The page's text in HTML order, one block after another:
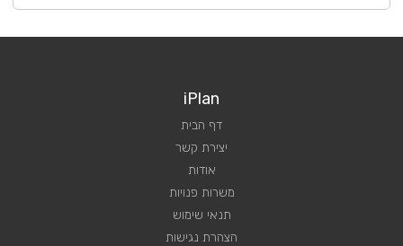
iPlan
דף הבית
יצירת קשר
אודות
משרות פנויות
תנאי שימוש
הצהרת נגישות